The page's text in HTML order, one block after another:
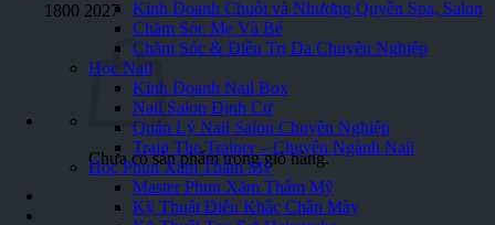
1800 2027
Chưa có sản phẩm trong giỏ hàng.
Kinh Doanh Chuỗi và Nhượng Quyền Spa, Salon
Chăm Sóc Mẹ Và Bé
Chăm Sóc & Điều Trị Da Chuyên Nghiệp
Học Nail
Kinh Doanh Nail Box
Nail Salon Định Cư
Quản Lý Nail Salon Chuyên Nghiệp
Train The Trainer – Chuyên Ngành Nail
Học Phun Xăm Thẩm Mỹ
Master Phun Xăm Thẩm Mỹ
Kỹ Thuật Điêu Khắc Chân Mày